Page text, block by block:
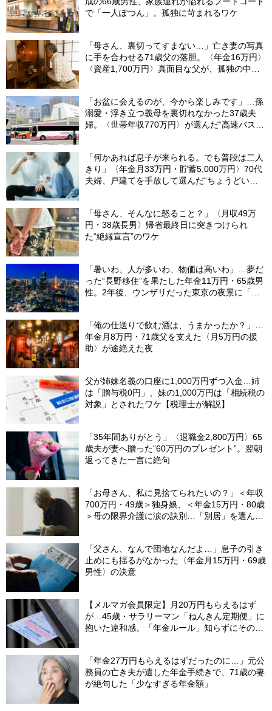
で「一人ぽつん」。孤独に苛まれるワケ
「母さん、裏切ってすまない…」亡き妻の写真
に手を合わせる71歳父の落胆。〈年金16万円〉
〈資産1,700万円〉真面目な父が、孤独の中で
「お盆に会えるのが、今から楽しみです」…孫
溺愛・浮き立つ義母を裏切れなかった37歳夫
婦。〈世帯年収770万円〉が選んだ“高速バス帰
「何かあれば息子が来られる。でも普段は二人
きり」〈年金月33万円・貯蓄5,000万円〉70代
夫婦、戸建てを手放して選んだ“ちょうどいい
「母さん、そんなに怒ること？」〈月収49万
円・38歳長男〉帰省最終日に突きつけられ
た“絶縁宣言”のワケ
「暑いわ、人が多いわ、物価は高いわ」…夢だ
った“長野移住”を果たした年金11万円・65歳男
性。2年後、ウンザリだった東京の夜景に「癒
「俺の仕送りで飲む酒は、うまかったか？」…
年金月8万円・71歳父を支えた〈月5万円の援
助〉が途絶えた夜
父が姉妹名義の口座に1,000万円ずつ入金…姉
は「贈与税0円」、妹の1,000万円は「相続税の
対象」とされたワケ【税理士が解説】
「35年間ありがとう」〈退職金2,800万円〉65
歳夫が妻へ贈った“60万円のプレゼント”。翌朝
返ってきた一言に絶句
「お母さん、私に見捨てられたいの？」＜年収
700万円・49歳＞独身娘、＜年金15万円・80歳
＞母の限界介護に涙の訣別…「別居」を選んだ
「父さん、なんで団地なんだよ…」息子の引き
止めにも揺るがなかった〈年金月15万円・69歳
男性〉の決意
【メルマガ会員限定】月20万円もらえるはず
が…45歳・サラリーマン「ねんきん定期便」に
抱いた違和感。「年金ルール」知らずにそのま
「年金27万円もらえるはずだったのに…」元公
務員の亡き夫が遺した年金手続きで、71歳の妻
が絶句した「少なすぎる年金額」